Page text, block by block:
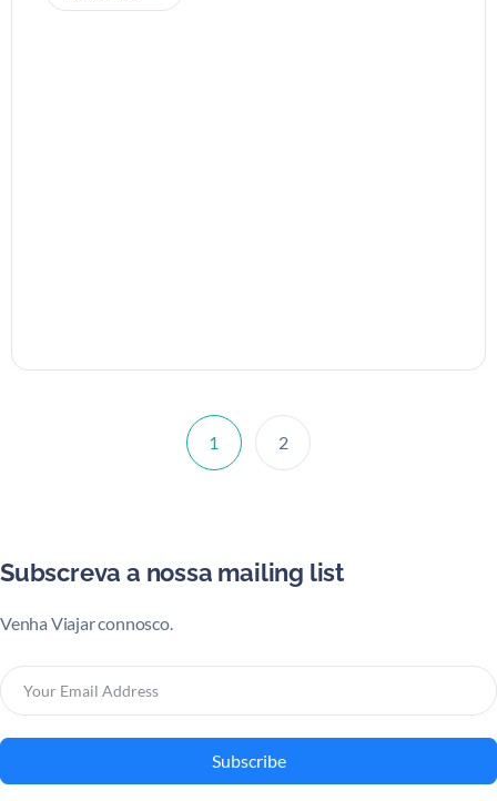
1 2
Subscreva a nossa mailing list
Venha Viajar connosco.
Subscribe